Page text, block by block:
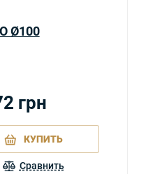
Ø100
грн
КУПИТЬ
Сравнить